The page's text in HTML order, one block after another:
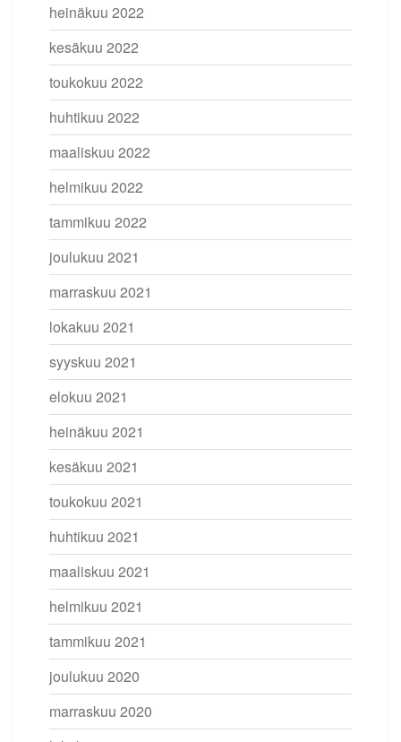
heinäkuu 2022
kesäkuu 2022
toukokuu 2022
huhtikuu 2022
maaliskuu 2022
helmikuu 2022
tammikuu 2022
joulukuu 2021
marraskuu 2021
lokakuu 2021
syyskuu 2021
elokuu 2021
heinäkuu 2021
kesäkuu 2021
toukokuu 2021
huhtikuu 2021
maaliskuu 2021
helmikuu 2021
tammikuu 2021
joulukuu 2020
marraskuu 2020